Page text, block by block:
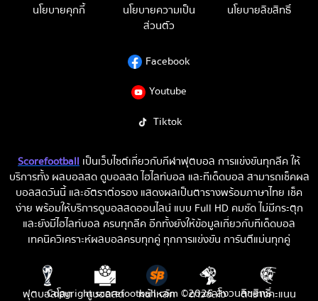
นโยบายคุกกี้
นโยบายความเป็น
ส่วนตัว
นโยบายลิขสิทธิ์
Facebook
Youtube
Tiktok
Scorefootball เป็นเว็บไซต์เกี่ยวกับกีฬาฟุตบอล การแข่งขันทุกลีค ให้
บริการทั้ง ผลบอลสด ดูบอลสด ไฮไลท์บอล และทีเด็ดบอล สามารถเช็คผล
บอลสดวันนี้ และอัตราต่อรอง แสดงผลเป็นตารางพร้อมภาษาไทย เช็ค
ง่าย พร้อมให้บริการดูบอลสดออนไลน์ แบบ Full HD คมชัด ไม่มีกระตุก
และยังมีไฮไลท์บอล ครบทุกลีค อีกทั้งยังให้ข้อมูลเกี่ยวกับทีเด็ดบอล
เทคนิควิเคราะห์ผลบอลครบทุกคู่ ทุกการแข่งขัน การันตีแม่นทุกคู่
Copyright scorefootball.com ©2026 สงวนลิขสิทธิ์
ฟุตบอลโลก ดูบอลสด หน้าหลัก ดาวซัลโว ตารางคะแนน